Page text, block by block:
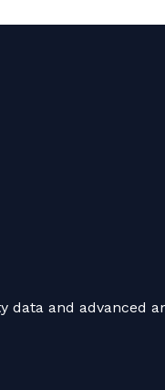
data and advanced